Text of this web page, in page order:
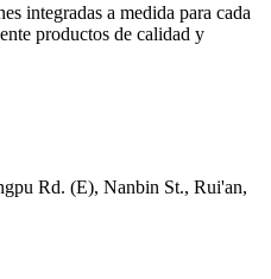
integradas a medida para cada
productos de calidad y
Rd. (E), Nanbin St., Rui'an,